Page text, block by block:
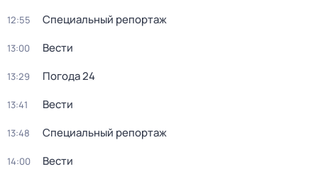
12:55 Специальный репортаж
13:00 Вести
13:29 Погода 24
13:41 Вести
13:48 Специальный репортаж
14:00 Вести